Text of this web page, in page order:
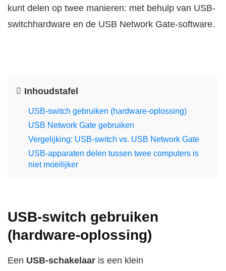
kunt delen op twee manieren: met behulp van USB-
switchhardware en de USB Network Gate-software.
Inhoudstafel
USB-switch gebruiken (hardware-oplossing)
USB Network Gate gebruiken
Vergelijking: USB-switch vs. USB Network Gate
USB-apparaten delen tussen twee computers is
niet moeilijker
USB-switch gebruiken
(hardware-oplossing)
Een USB-schakelaar is een klein